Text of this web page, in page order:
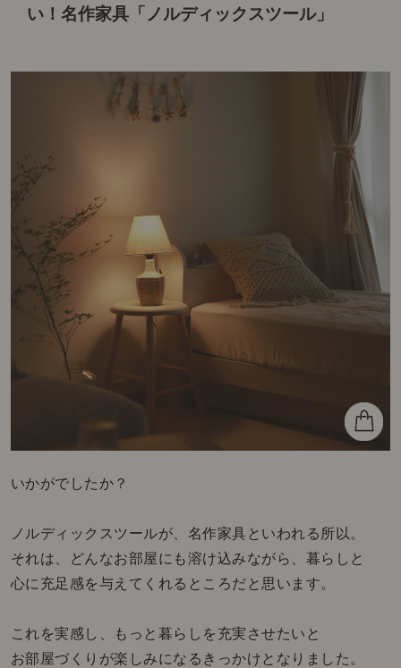
い！名作家具「ノルディックスツール」
いかがでしたか？
ノルディックスツールが、名作家具といわれる所以。
それは、どんなお部屋にも溶け込みながら、暮らしと
心に充足感を与えてくれるところだと思います。
これを実感し、もっと暮らしを充実させたいと
お部屋づくりが楽しみになるきっかけとなりました。